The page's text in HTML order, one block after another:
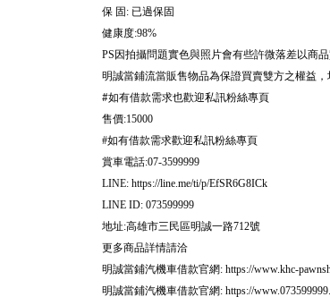
保 固: 已過保固
健康度:98%
PS因拍攝問題實色與照片會有些許微落差以商
明誠當鋪流當販售物品為保證買賣雙方之權益
#如有借款需求也歡迎私訊粉絲專頁
售價:15000
#如有借款需求歡迎私訊粉絲專頁
賞車電話:07-3599999
LINE: https://line.me/ti/p/EfSR6G8ICk
LINE ID: 073599999
地址:高雄市三民區明誠一路712號
更多商品詳情請洽
明誠當鋪汽機車借款官網: https://www.khc-
明誠當鋪汽機車借款官網: https://